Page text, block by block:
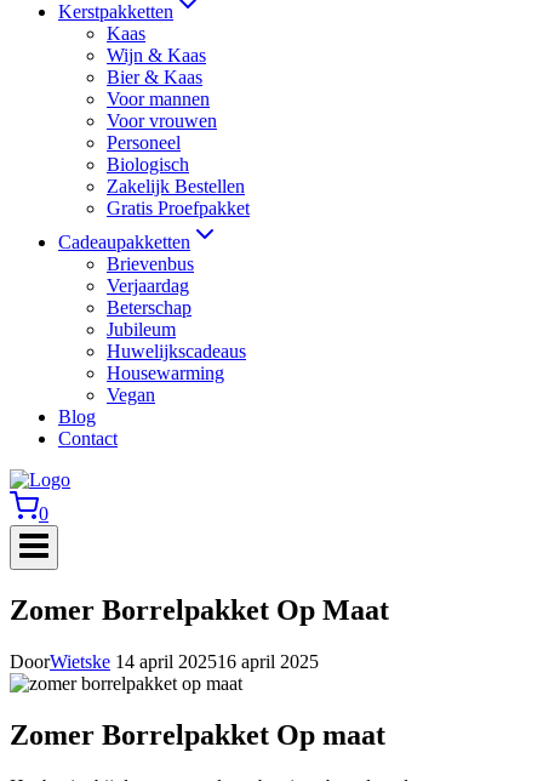
Kerstpakketten
Kaas
Wijn & Kaas
Bier & Kaas
Voor mannen
Voor vrouwen
Personeel
Biologisch
Zakelijk Bestellen
Gratis Proefpakket
Cadeaupakketten
Brievenbus
Verjaardag
Beterschap
Jubileum
Huwelijkscadeaus
Housewarming
Vegan
Blog
Contact
0
Zomer Borrelpakket Op Maat
DoorWietske 14 april 202516 april 2025
Zomer Borrelpakket Op maat